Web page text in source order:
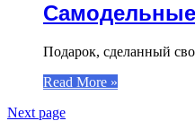
Подарок, сделанный
Read More »
Next page